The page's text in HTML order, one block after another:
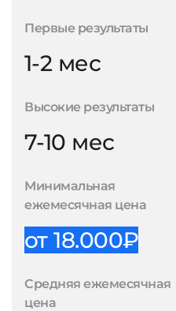
Первые результаты
1-2 мес
Высокие результаты
7-10 мес
Минимальная
ежемесячная цена
от 18.000₽
Средняя ежемесячная
цена